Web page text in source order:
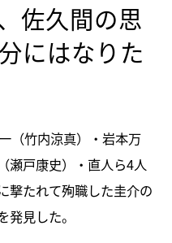
佐久間の思
にはなりた
（竹内涼真）・岩本万
瀬戸康史）・直人ら4人
撃たれて殉職した圭介の
見した。